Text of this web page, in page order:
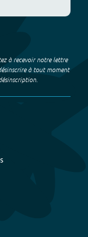
à recevoir notre lettre
à tout moment